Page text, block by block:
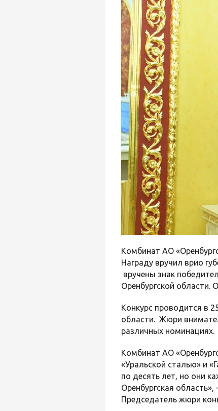
Комбинат АО
Награду вручил врио
вручены знак
Оренбургской области.
Конкурс проводится в
области. Жюри
различных номинациях.
Комбинат АО
«Уральской сталью» и
по десять лет, но они
Оренбургская
Председатель жюри